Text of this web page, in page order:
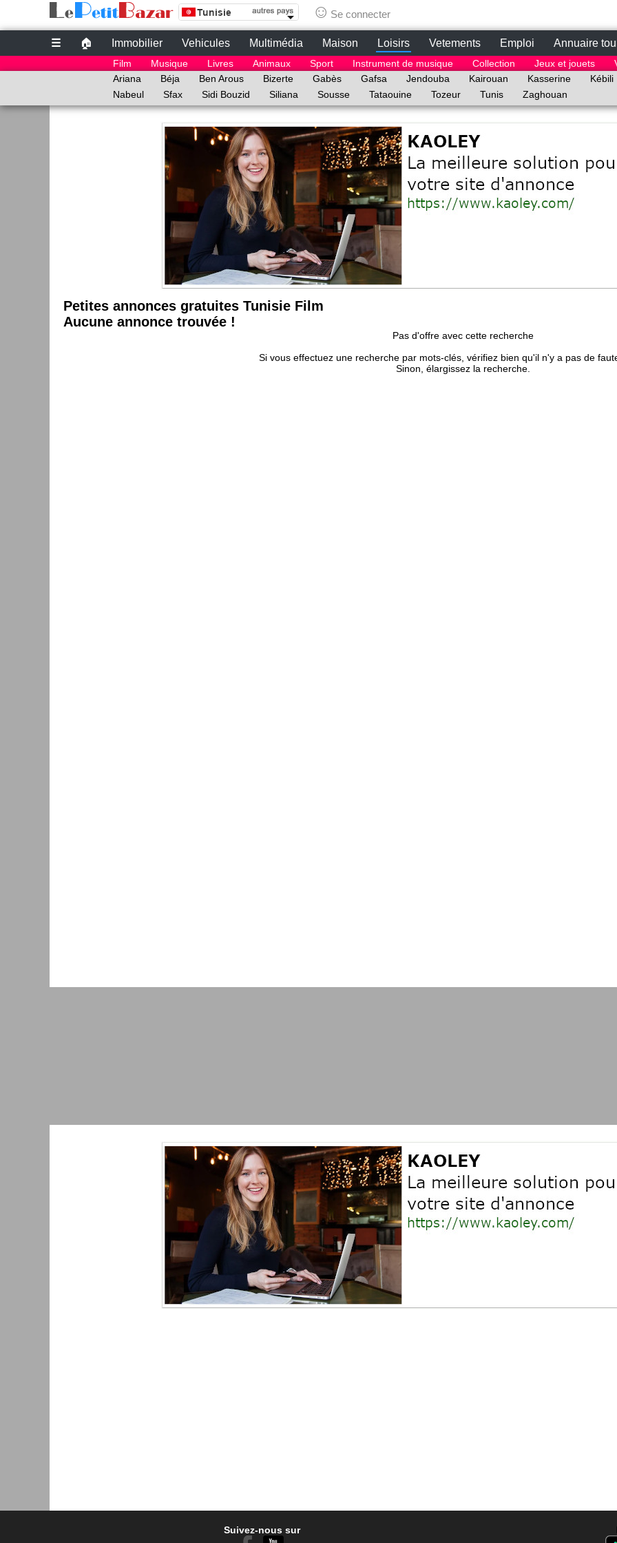
☺ Se connecter
Site de petites Annonces Gratuites au Tunisie | tunisie.lepetitbazar.fr
☰ 🏠 Immobilier Vehicules Multimédia Maison Loisirs Vetements Emploi Annuaire
Petites annonces gratuites au Tunisie
Film Musique Livres Animaux Sport Instrument de musique Collection Jeux et jouets
Ariana
Béja Ben Arous Bizerte Gabès Gafsa Jendouba Kairouan Kasserine Kébili
Nabeul
Sfax Sidi Bouzid Siliana Sousse Tataouine Tozeur Tunis Zaghouan
Petites annonces gratuites Tunisie Film
Aucune annonce trouvée !
Pas d'offre avec cette recherche
Si vous effectuez une recherche par mots-clés, vérifiez bien qu'il n'y a pas de
Sinon, élargissez la recherche.
Suivez-nous sur